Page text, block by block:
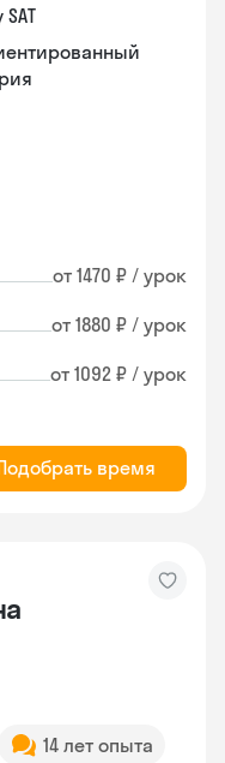
от 1470 ₽ / урок
от 1880 ₽ / урок
от 1092 ₽ / урок
время
14 лет опыта